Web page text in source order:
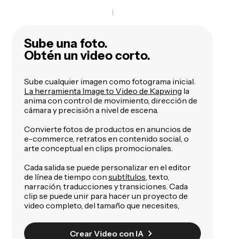
Sube una foto.
Obtén un video corto.
Sube cualquier imagen como fotograma inicial.
La herramienta Image to Video de Kapwing la
anima con control de movimiento, dirección de
cámara y precisión a nivel de escena.
Convierte fotos de productos en anuncios de
e-commerce, retratos en contenido social, o
arte conceptual en clips promocionales.
Cada salida se puede personalizar en el editor
de línea de tiempo con subtítulos , texto,
narración, traducciones y transiciones. Cada
clip se puede unir para hacer un proyecto de
video completo, del tamaño que necesites,
Crear Video con IA